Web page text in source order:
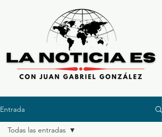
Entrada
Todas las entradas